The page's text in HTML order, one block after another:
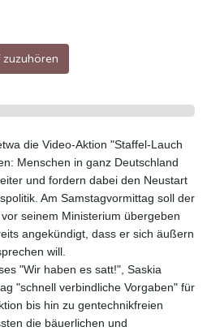
die Video-Aktion "Staffel-Lauch
Menschen in ganz Deutschland
und fordern dabei den Neustart
Am Samstagvormittag soll der
seinem Ministerium übergeben
angekündigt, dass er sich äußern
will.
"Wir haben es satt!", Saskia
"schnell verbindliche Vorgaben" für
bis hin zu gentechnikfreien
die bäuerlichen und